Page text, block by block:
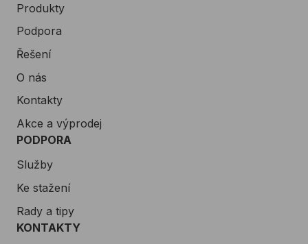
Produkty
Podpora
Řešení
O nás
Kontakty
Akce a výprodej
PODPORA
Služby
Ke stažení
Rady a tipy
KONTAKTY